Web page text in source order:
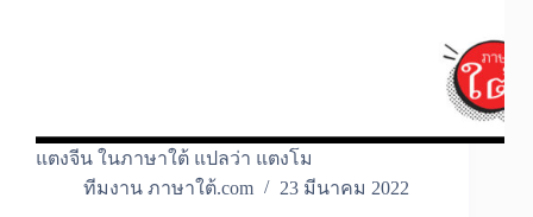
แตงจีน ในภาษาใต้ แปลว่า แตงโม
ทีมงาน ภาษาใต้.com
23 มีนาคม 2022